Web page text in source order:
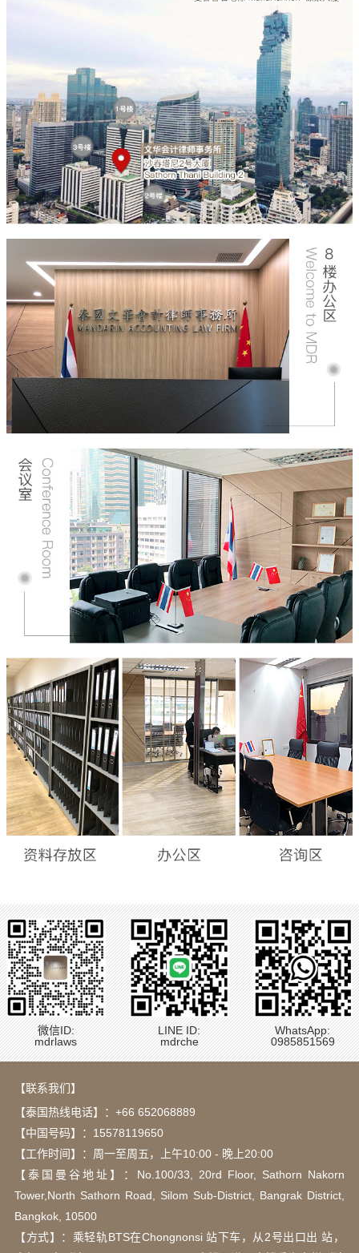
微信ID:
mdrlaws
LINE ID:
mdrche
WhatsApp:
0985851569
【联系我们】
【泰国热线电话】： +66 652068889
【中国号码】：15578119650
【工作时间】：周一至周五，上午10:00 - 晚上20:00
【泰国曼谷地址】：Νο.100/33, 20rd Floor, Sathorn Nakorn
Tower,North Sathorn Road, Silom Sub-District, Bangrak District,
Bangkok, 10500
【方式】：乘轻轨BTS在Chongnonsi 站下车，从2号出口出 站，